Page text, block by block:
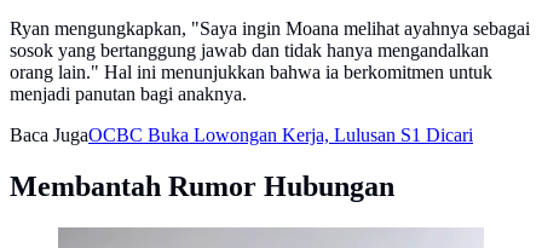
Ryan mengungkapkan, "Saya ingin Moana melihat ayahnya sebagai
sosok yang bertanggung jawab dan tidak hanya mengandalkan
orang lain." Hal ini menunjukkan bahwa ia berkomitmen untuk
menjadi panutan bagi anaknya.
Baca JugaOCBC Buka Lowongan Kerja, Lulusan S1 Dicari
Membantah Rumor Hubungan